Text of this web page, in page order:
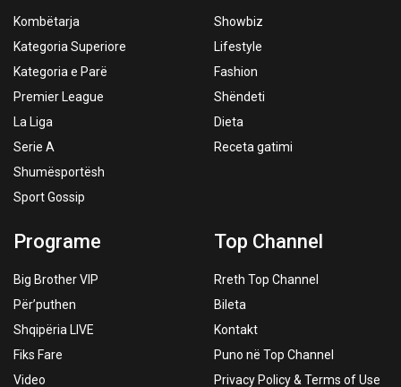
Kombëtarja
Kategoria Superiore
Kategoria e Parë
Premier League
La Liga
Serie A
Shumësportësh
Sport Gossip
Showbiz
Lifestyle
Fashion
Shëndeti
Dieta
Receta gatimi
Programe
Big Brother VIP
Për’puthen
Shqipëria LIVE
Fiks Fare
Video
Top Channel
Rreth Top Channel
Bileta
Kontakt
Puno në Top Channel
Privacy Policy & Terms of Use